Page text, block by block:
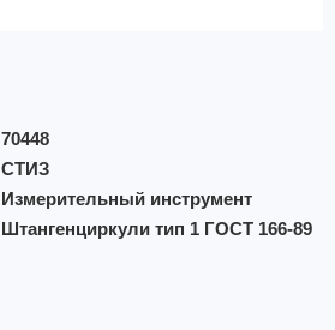
70448
СТИЗ
Измерительный инструмент
Штангенциркули тип 1 ГОСТ 166-89